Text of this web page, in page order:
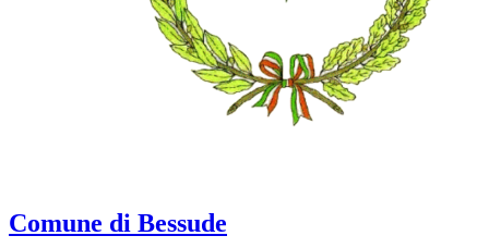
Comune di Bessude